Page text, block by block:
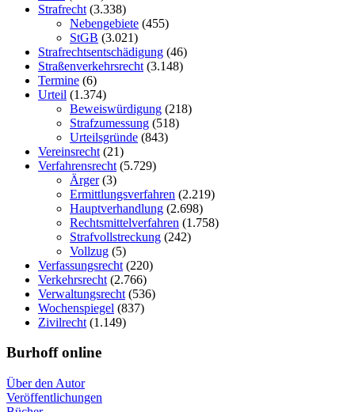
Strafrecht (3.338)
Nebengebiete (455)
StGB (3.021)
Strafrechtsentschädigung (46)
Straßenverkehrsrecht (3.148)
Termine (6)
Urteil (1.374)
Beweiswürdigung (218)
Strafzumessung (518)
Urteilsgründe (843)
Vereinsrecht (21)
Verfahrensrecht (5.729)
Ärger(3)
Ermittlungsverfahren (2.219)
Hauptverhandlung (2.698)
Rechtsmittelverfahren (1.758)
Strafvollstreckung (242)
Vollzug (5)
Verfassungsrecht (220)
Verkehrsrecht (2.766)
Verwaltungsrecht (536)
Wochenspiegel (837)
Zivilrecht (1.149)
Burhoff online
Über den Autor
Veröffentlichungen